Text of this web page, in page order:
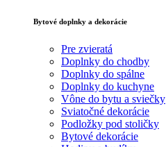
Bytové doplnky a dekorácie
Pre zvieratá
Doplnky do chodby
Doplnky do spálne
Doplnky do kuchyne
Vône do bytu a sviečky
Sviatočné dekorácie
Podložky pod stoličky
Bytové dekorácie